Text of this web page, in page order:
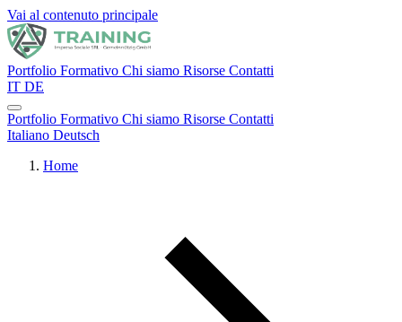
Vai al contenuto principale
Portfolio Formativo Chi siamo Risorse Contatti
IT DE
Portfolio Formativo Chi siamo Risorse Contatti
Italiano Deutsch
Home